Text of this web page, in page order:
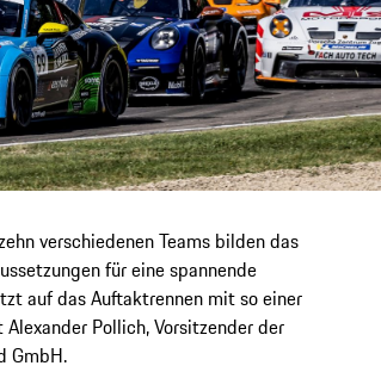
verschiedenen Teams bilden das
für eine spannende
auf das Auftaktrennen mit so einer
Alexander Pollich, Vorsitzender der
GmbH.